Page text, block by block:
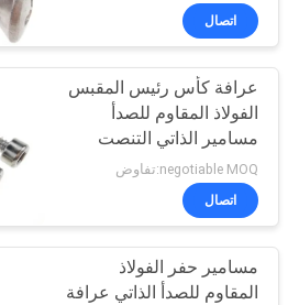
اتصال
عرافة كأس رئيس المقبس
الفولاذ المقاوم للصدأ
مسامير الذاتي التنصت
UNF 5.5 موضوع السحابة
negotiable MOQ:تفاوض
اتصال
مسامير حفر الفولاذ
المقاوم للصدأ الذاتي عرافة